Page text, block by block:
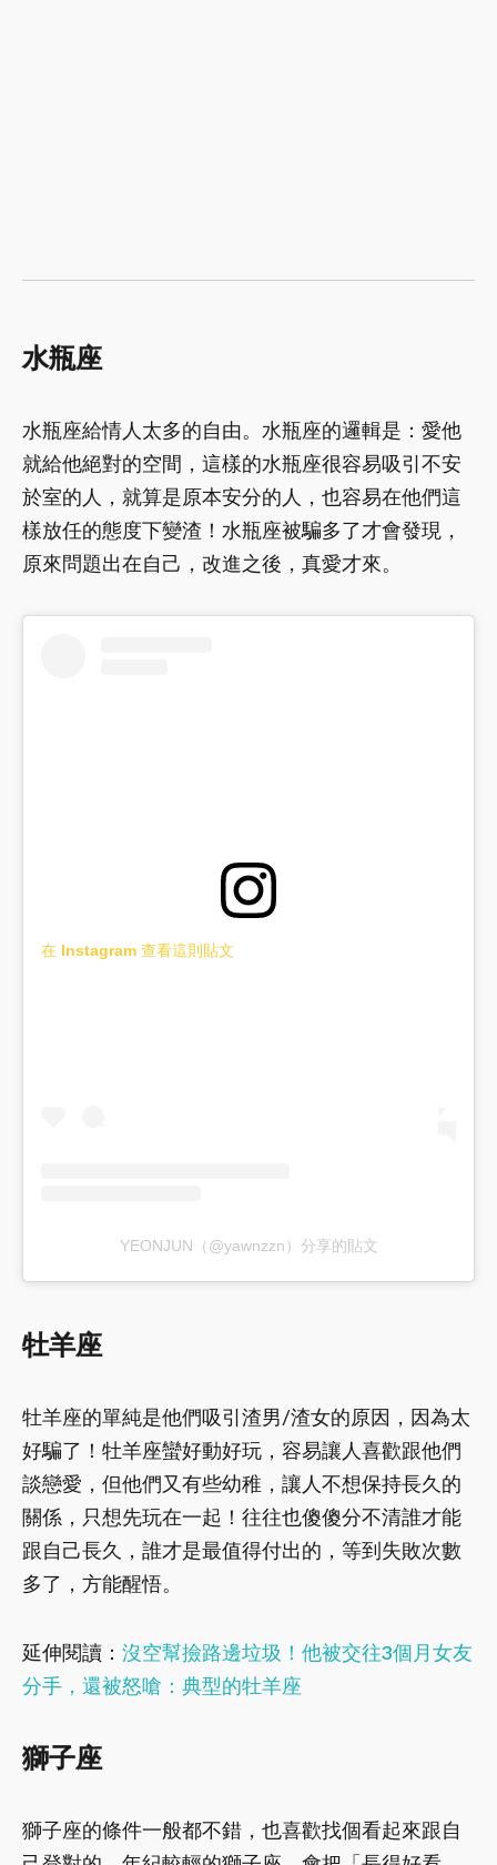
水瓶座
水瓶座給情人太多的自由。水瓶座的邏輯是：愛他
就給他絕對的空間，這樣的水瓶座很容易吸引不安
於室的人，就算是原本安分的人，也容易在他們這
樣放任的態度下變渣！水瓶座被騙多了才會發現，
原來問題出在自己，改進之後，真愛才來。
在 Instagram 查看這則貼文
YEONJUN（@yawnzzn）分享的貼文
牡羊座
牡羊座的單純是他們吸引渣男/渣女的原因，因為太
好騙了！牡羊座蠻好動好玩，容易讓人喜歡跟他們
談戀愛，但他們又有些幼稚，讓人不想保持長久的
關係，只想先玩在一起！往往也傻傻分不清誰才能
跟自己長久，誰才是最值得付出的，等到失敗次數
多了，方能醒悟。
延伸閱讀： 沒空幫撿路邊垃圾！他被交往3個月女友
分手，還被怒嗆：典型的牡羊座
獅子座
獅子座的條件一般都不錯，也喜歡找個看起來跟自